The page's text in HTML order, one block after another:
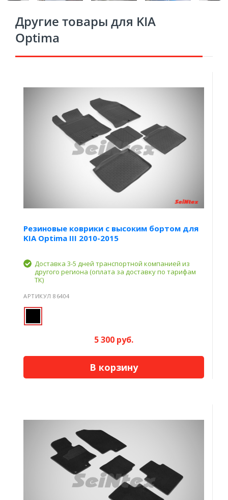
Другие товары для KIA
Optima
Резиновые коврики с высоким бортом для
KIA Optima III 2010-2015
Доставка 3-5 дней транспортной компанией из
другого региона (оплата за доставку по тарифам
ТК)
АРТИКУЛ 86404
5 300 руб.
В корзину